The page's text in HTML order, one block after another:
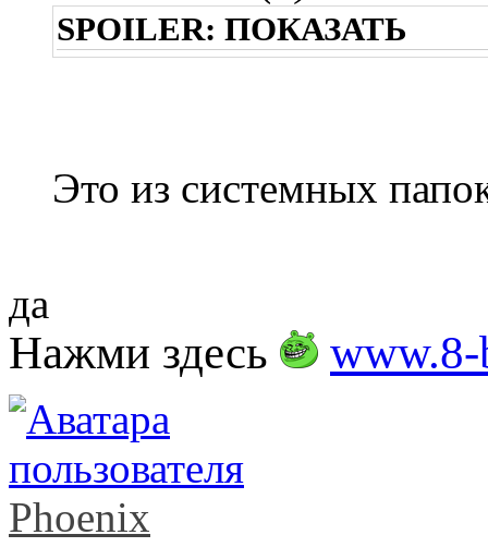
SPOILER: ПОКАЗАТЬ
Это из системных
да
Нажми здесь
Phoenix